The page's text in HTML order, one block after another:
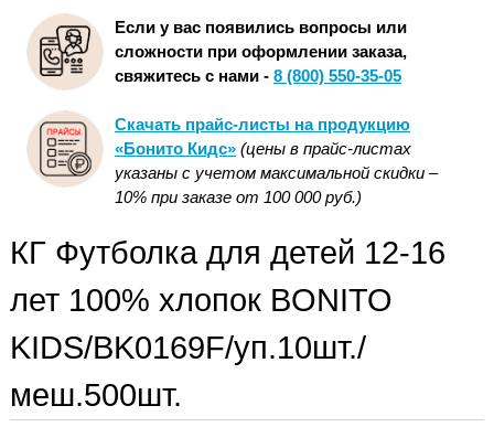
Если у вас появились вопросы или
сложности при оформлении заказа,
свяжитесь с нами - 8 (800) 550-35-05
Скачать прайс-листы на продукцию
«Бонито Кидс» (цены в прайс-листах
указаны с учетом максимальной скидки –
10% при заказе от 100 000 руб.)
КГ Футболка для детей 12-16
лет 100% хлопок BONITO
KIDS/BK0169F/уп.10шт./
меш.500шт.